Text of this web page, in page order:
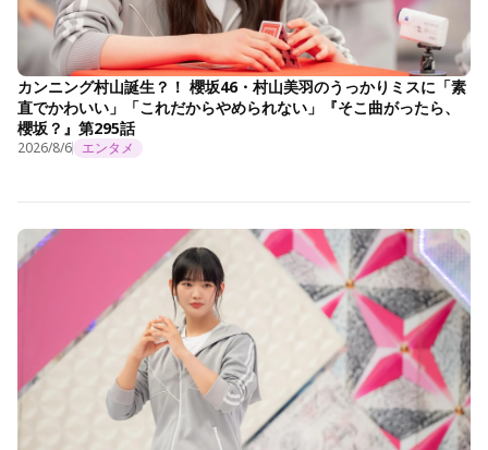
カンニング村山誕生？！ 櫻坂46・村山美羽のうっかりミスに「素
直でかわいい」「これだからやめられない」『そこ曲がったら、
櫻坂？』第295話
2026/8/6 エンタメ